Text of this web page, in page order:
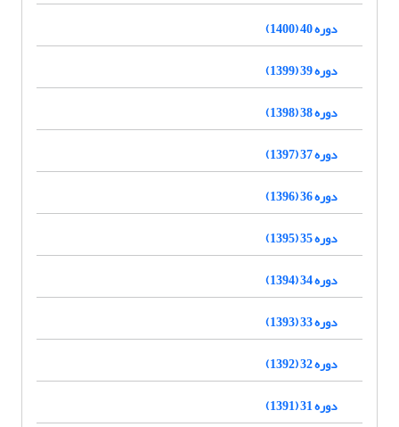
دوره 40 (1400)
دوره 39 (1399)
دوره 38 (1398)
دوره 37 (1397)
دوره 36 (1396)
دوره 35 (1395)
دوره 34 (1394)
دوره 33 (1393)
دوره 32 (1392)
دوره 31 (1391)